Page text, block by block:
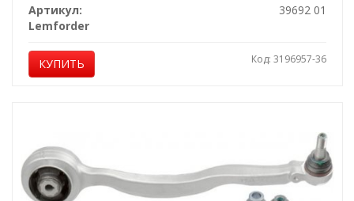
Артикул:
39692 01
Lemforder
КУПИТЬ Код: 3196957-36